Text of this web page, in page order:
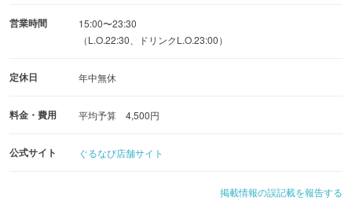
◆誕生日や記念日には無料サプライズ！
東京駅八重洲で誕生日や記念日などの大切な日をお過ご
特製メッセージプレートをご用意！サプライズもOK♪
歓迎会や送別会など歓送迎会にも◎
東京駅八重洲での飲み会や女子会、合コンやデートなどの
営業時間
15:00〜23:30
（L.O.22:30、ドリンクL.O.23:00）
定休日 年中無休
料金・費用 平均予算 4,500円
公式サイト ぐるなび店舗サイト
掲載情報の誤記載を報告する